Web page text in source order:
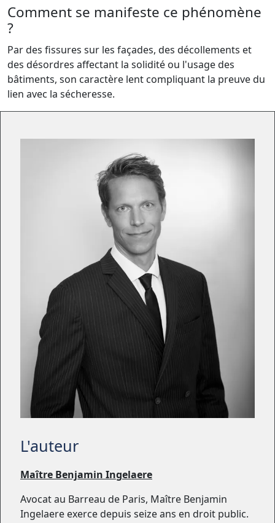
Comment se manifeste ce phénomène
?
Par des fissures sur les façades, des décollements et
des désordres affectant la solidité ou l'usage des
bâtiments, son caractère lent compliquant la preuve du
lien avec la sécheresse.
L'auteur
Maître Benjamin Ingelaere
Avocat au Barreau de Paris, Maître Benjamin
Ingelaere exerce depuis seize ans en droit public.